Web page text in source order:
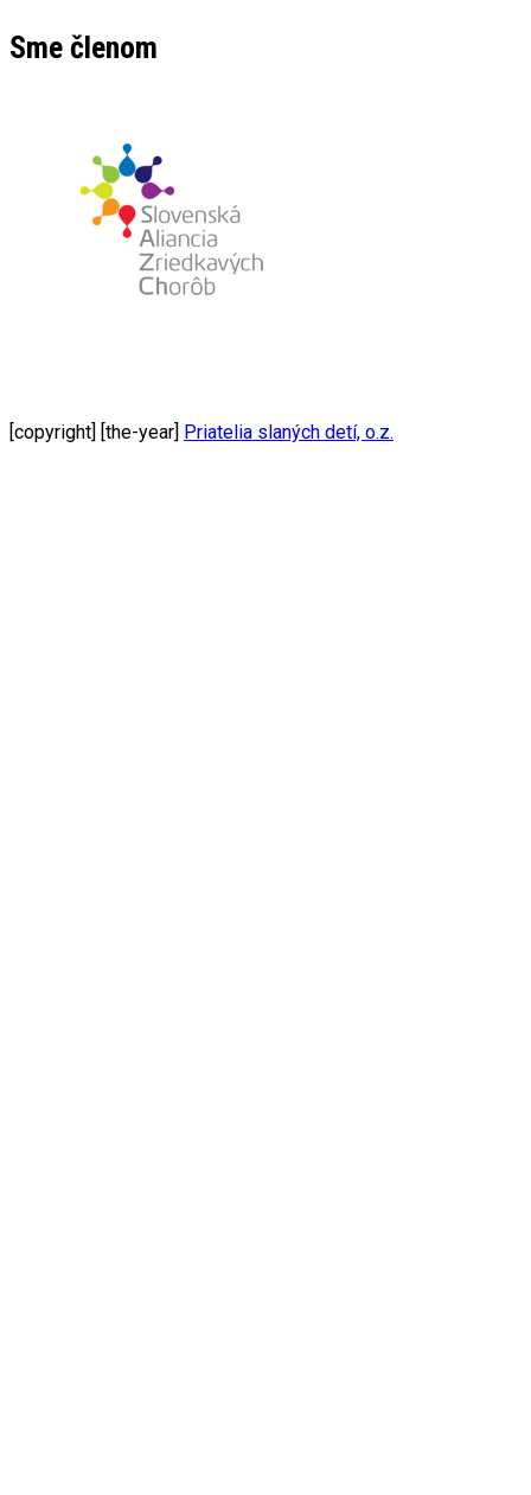
Sme členom
[copyright] [the-year] Priatelia slaných detí, o.z.